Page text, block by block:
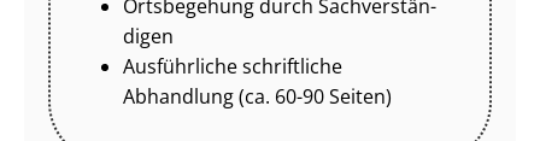
Ortsbegehung durch Sach­ver­stän­
di­gen
Ausführliche schriftliche
Abhandlung (ca. 60-90 Seiten)